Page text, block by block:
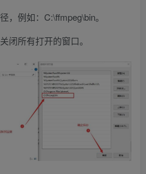
，例如：C:\ffmpeg\bin。
闭所有打开的窗口。